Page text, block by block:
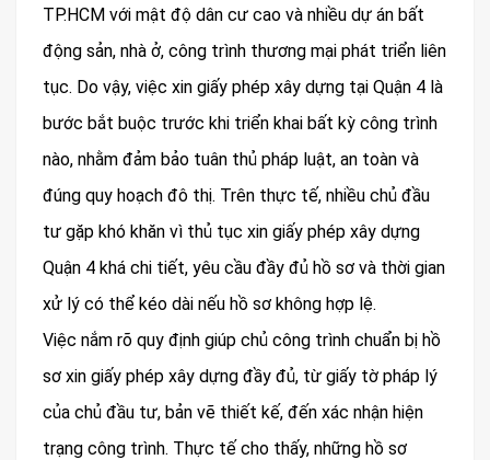
TP.HCM với mật độ dân cư cao và nhiều dự án bất
động sản, nhà ở, công trình thương mại phát triển liên
tục. Do vậy, việc xin giấy phép xây dựng tại Quận 4 là
bước bắt buộc trước khi triển khai bất kỳ công trình
nào, nhằm đảm bảo tuân thủ pháp luật, an toàn và
đúng quy hoạch đô thị. Trên thực tế, nhiều chủ đầu
tư gặp khó khăn vì thủ tục xin giấy phép xây dựng
Quận 4 khá chi tiết, yêu cầu đầy đủ hồ sơ và thời gian
xử lý có thể kéo dài nếu hồ sơ không hợp lệ.
Việc nắm rõ quy định giúp chủ công trình chuẩn bị hồ
sơ xin giấy phép xây dựng đầy đủ, từ giấy tờ pháp lý
của chủ đầu tư, bản vẽ thiết kế, đến xác nhận hiện
trạng công trình. Thực tế cho thấy, những hồ sơ